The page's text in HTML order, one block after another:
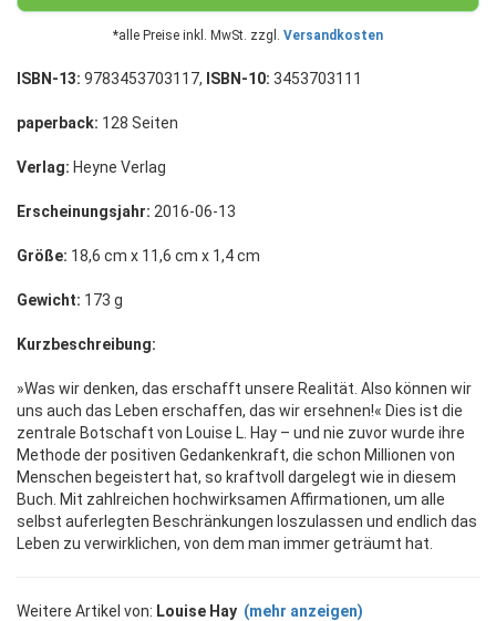
*alle Preise inkl. MwSt. zzgl. Versandkosten
ISBN-13: 9783453703117, ISBN-10: 3453703111
paperback: 128 Seiten
Verlag: Heyne Verlag
Erscheinungsjahr: 2016-06-13
Größe: 18,6 cm x 11,6 cm x 1,4 cm
Gewicht: 173 g
Kurzbeschreibung:
»Was wir denken, das erschafft unsere Realität. Also können wir
uns auch das Leben erschaffen, das wir ersehnen!« Dies ist die
zentrale Botschaft von Louise L. Hay – und nie zuvor wurde ihre
Methode der positiven Gedankenkraft, die schon Millionen von
Menschen begeistert hat, so kraftvoll dargelegt wie in diesem
Buch. Mit zahlreichen hochwirksamen Affirmationen, um alle
selbst auferlegten Beschränkungen loszulassen und endlich das
Leben zu verwirklichen, von dem man immer geträumt hat.
Weitere Artikel von: Louise Hay (mehr anzeigen)